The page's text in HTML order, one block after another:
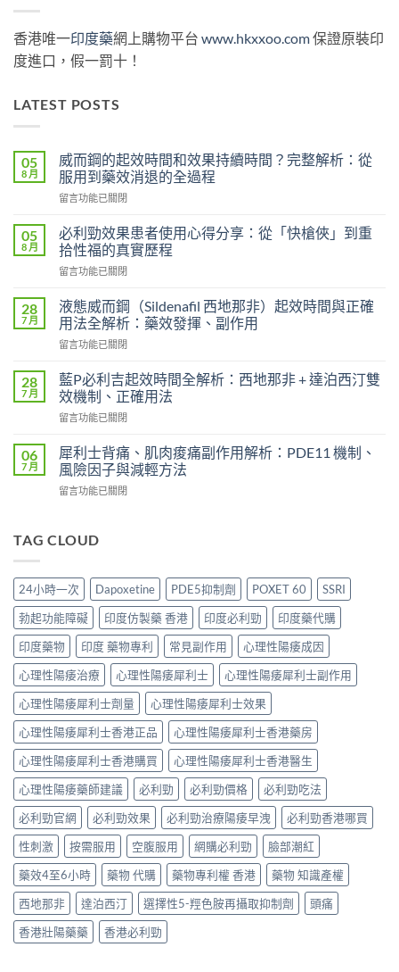
香港唯一印度藥網上購物平台 www.hkxxoo.com保證原裝印
度進口，假一罰十！
LATEST POSTS
05
8 月
威而鋼的起效時間和效果持續時間？完整解析：從
服用到藥效消退的全過程
在
而
鋼
的
起
時
間
和
效
持
續
間？
整
解
析：
到
效
消
退
的
全
過
程〉
中
留言功能已關閉
05
8 月
必利勁效果患者使用心得分享：從「快槍俠」到重
拾性福的真實歷程
在
利
勁
效
果
者
使
用
心
分
享：
「快
到
性
福
的
真
實
歷
程〉
中
留言功能已關閉
28
7 月
液態威而鋼（Sildenafil 西地那非）起效時間與正確
用法全解析：藥效發揮、副作用
在
態
威
而
鋼
西
地
那
非）
時
確
用
法
全
解
析：
藥
效
發
揮、
副
作
用〉
中
留言功能已關閉
28
7 月
藍P必利吉起效時間全解析：西地那非 + 達泊西汀雙
效機制、正確用法
在
P
必
利
吉
時
析：
西
地
那
非
+
達
泊
西
汀
雙
效
機
制、
正
確
用
法〉
中
留言功能已關閉
06
7 月
犀利士背痛、肌肉痠痛副作用解析：PDE11 機制、
風險因子與減輕方法
在
士
肌
痠
痛
副
作
用
解
析：
PDE11
機
制、
風
險
因
子
與
減
輕
方
法〉
中
留言功能已關閉
TAG CLOUD
24小時一次 Dapoxetine PDE5抑制劑 POXET 60
SSRI
勃起功能障礙
印度仿製藥 香港 印度必利勁
印度藥代購
印度藥物
印度 藥物專利 常見副作用
心理性陽痿成因
心理性陽痿治療
心理性陽痿犀利士
心理性陽痿犀利士副作用
心理性陽痿犀利士劑量
心理性陽痿犀利士效果
心理性陽痿犀利士香港正品
心理性陽痿犀利士香港藥房
心理性陽痿犀利士香港購買
心理性陽痿犀利士香港醫生
心理性陽痿藥師建議
必利勁 必利勁價格
必利勁吃法
必利勁官網
必利勁效果 必利勁治療陽痿早洩
必利勁香港哪買
性刺激
按需服用 空腹服用 網購必利勁
臉部潮紅
藥效4至6小時
藥物 代購 藥物專利權 香港
藥物 知識產權
西地那非
達泊西汀 選擇性5-羥色胺再攝取抑制劑
頭痛
香港壯陽藥藥
香港必利勁